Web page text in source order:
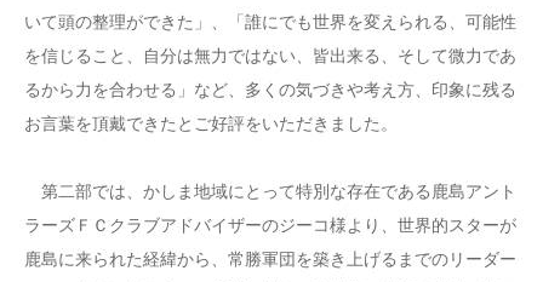
いて頭の整理ができた」、「誰にでも世界を変えられる、可能性
を信じること、自分は無力ではない、皆出来る、そして微力であ
るから力を合わせる」など、多くの気づきや考え方、印象に残る
お言葉を頂戴できたとご好評をいただきました。
第二部では、かしま地域にとって特別な存在である鹿島アント
ラーズＦＣクラブアドバイザーのジーコ様より、世界的スターが
鹿島に来られた経緯から、常勝軍団を築き上げるまでのリーダー